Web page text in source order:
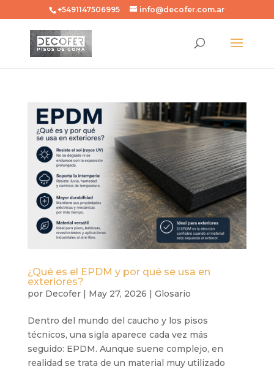
+5491147506995 info@decofer.com.ar
¿Qué es el EPDM y por qué se usa en
exteriores?
por Decofer| May 27, 2026 | Glosario
Dentro del mundo del caucho y los pisos
técnicos, una sigla aparece cada vez más
seguido: EPDM. Aunque suene complejo, en
realidad se trata de un material muy utilizado